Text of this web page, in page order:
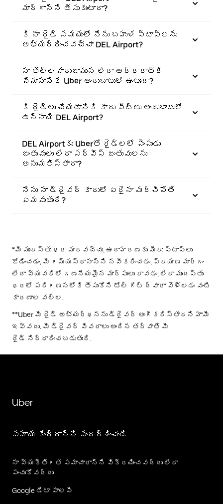
మార్గాన్ని తీసుకుంటారా?
కి నా రైడ్ సమయంలో నేను బహుళ స్టాప్లను
అభ్యర్థించవచ్చా DEL Airport?
నా తెల్లవారుజామున లేదా అర్థరాత్రి
విమానానికి Uber అందుబాటులో ఉంటుందా?
కి రైడ్లు చేయడానికి కారు సీట్లు అందుబాటులో
ఉన్నాయి DEL Airport?
DEL Airportకు Uberతో రైడ్లలో పెంపుడు
జంతువులు లేదా సర్వీస్ జంతువులను
అనుమతిస్తారా?
నేను నా డ్రైవర్ కారులో ఏదైనా మర్చిపోతే
ఏమవుతుంది?
*మీ ముందస్తు ధర మారవచ్చు, ఉదాహరణకు మీరు స్టాప్‌లు
జోడించడం, మీ గమ్యస్థానాన్ని నవీకరించడం, ప్రయాణ మార్గం
లేదా వ్యవధిలో గణనీయమైన మార్పులు రావడం, లేదా ముందస్తు
ధరలో పరిగణనలోకి తీసుకోని టోల్ గేట్ ద్వారా వెళ్లడం వంటి
కారణాల వల్ల.
**Uber మీ రైడ్ అభ్యర్థనను డ్రైవర్ అంగీకరిస్తారని హామీ
ఇవ్వదు. మీ డ్రైవర్ వివరాలు అందిన తర్వాతే మీ
రైడ్ నిర్ధారించబడుతుంది.
Uber
సహాయ కేంద్రాన్ని సందర్శించండి
నా వ్యక్తిగత సమాచారాన్ని విక్రయించవద్దు లేదా
పంచుకోవద్దు
Google డేటా పాలసీ